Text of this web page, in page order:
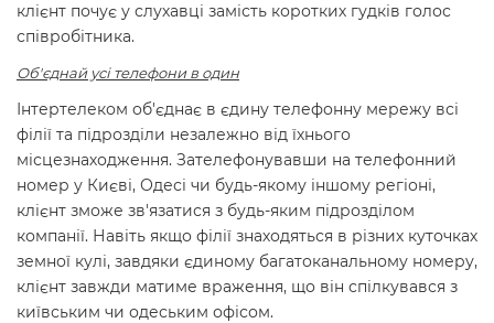
клієнт почує у слухавці замість коротких гудків голос
співробітника.
Об'єднай усі телефони в один
Інтертелеком об'єднає в єдину телефонну мережу всі
філії та підрозділи незалежно від їхнього
місцезнаходження. Зателефонувавши на телефонний
номер у Києві, Одесі чи будь-якому іншому регіоні,
клієнт зможе зв'язатися з будь-яким підрозділом
компанії. Навіть якщо філії знаходяться в різних куточках
земної кулі, завдяки єдиному багатоканальному номеру,
клієнт завжди матиме враження, що він спілкувався з
київським чи одеським офісом.